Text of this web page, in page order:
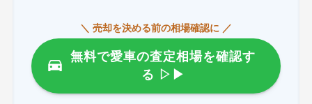
＼ 売却を決める前の相場確認に ／
無料で愛車の査定相場を確認す
る ▷▶